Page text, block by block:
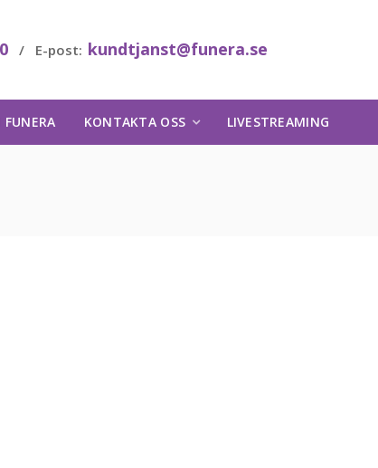
/ E-post: kundtjanst@funera.se
FUNERA KONTAKTA OSS LIVESTREAMING